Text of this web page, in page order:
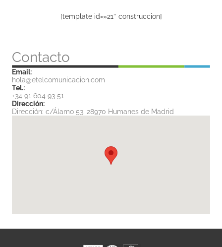
[template id=»21″ construccion]
Contacto
Email:
hola@etelcomunicacion.com
Tel.:
+34 91 604 93 51
Dirección:
Dirección: c/Álamo 53. 28970 Humanes de Madrid